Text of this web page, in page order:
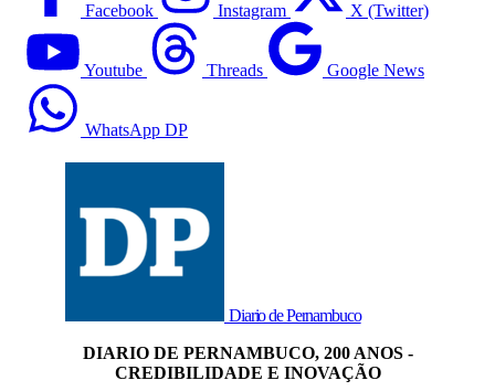
Facebook Instagram X (Twitter)
Youtube Threads Google News
WhatsApp DP
Diario de Pernambuco
DIARIO DE PERNAMBUCO, 200 ANOS -
CREDIBILIDADE E INOVAÇÃO